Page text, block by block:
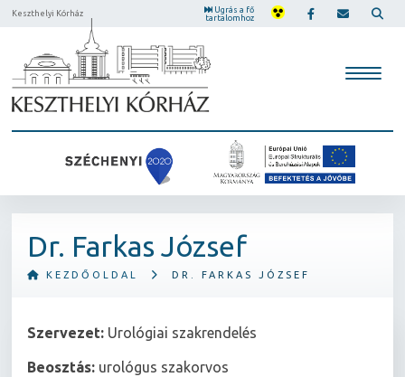
Keszthelyi Kórház
Ugrás a fő
tartalomhoz
Dr. Farkas József
KEZDŐOLDAL DR. FARKAS JÓZSEF
Szervezet: Urológiai szakrendelés
Beosztás: urológus szakorvos